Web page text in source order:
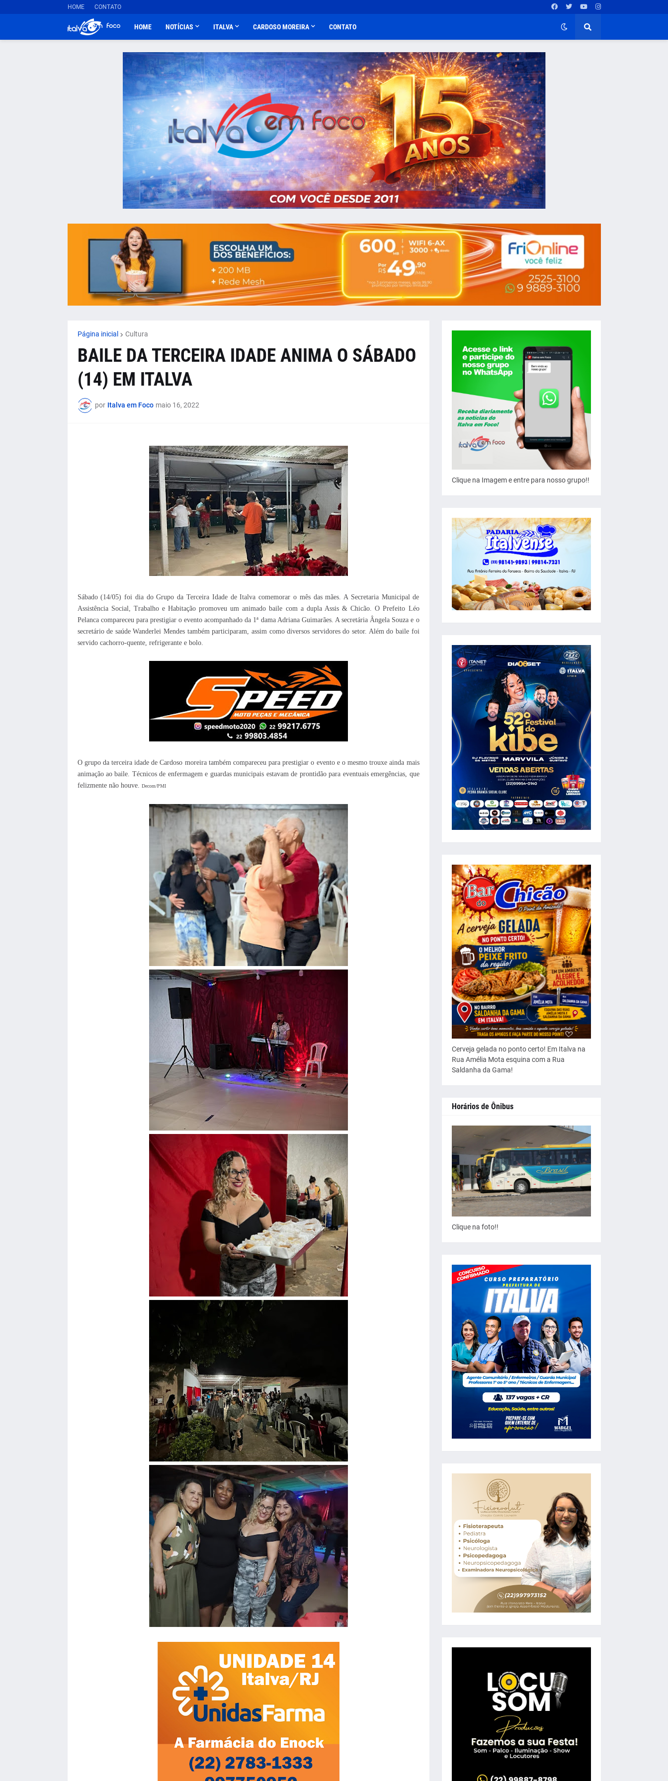
HOME CONTATO
HOME NOTÍCIAS ITALVA CARDOSO MOREIRA CONTATO
Página inicial Cultura
BAILE DA TERCEIRA IDADE ANIMA O SÁBADO
(14) EM ITALVA
por Italva em Foco maio 16, 2022
Sábado (14/05) foi dia do Grupo da Terceira Idade de Italva comemorar o mês das mães. A Secretaria Municipal de
Assistência Social, Trabalho e Habitação promoveu um animado baile com a dupla Assis & Chicão. O Prefeito Léo
Pelanca compareceu para prestigiar o evento acompanhado da 1ª dama Adriana Guimarães. A secretária Ângela Souza e o
secretário de saúde Wanderlei Mendes também participaram, assim como diversos servidores do setor. Além do baile foi
servido cachorro-quente, refrigerante e bolo.
O grupo da terceira idade de Cardoso moreira também compareceu para prestigiar o evento e o mesmo trouxe ainda mais
animação ao baile. Técnicos de enfermagem e guardas municipais estavam de prontidão para eventuais emergências, que
felizmente não houve.
Decom/PMI
Clique na Imagem e entre para nosso grupo!!
Cerveja gelada no ponto certo! Em Italva na
Rua Amélia Mota esquina com a Rua
Saldanha da Gama!
Horários de Ônibus
Clique na foto!!